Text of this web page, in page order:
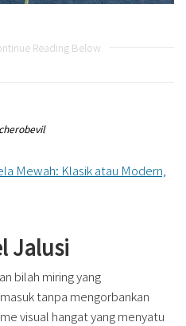
Reading Below
Mewah: Klasik atau Modern,
Jalusi
bilah miring yang
tanpa mengorbankan
visual hangat yang menyatu